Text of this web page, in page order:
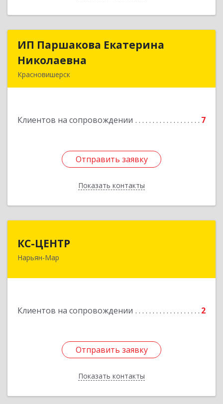
ИП Паршакова Екатерина
Николаевна
Красновишерск
Клиентов на сопровождении 7
Отправить заявку
Показать контакты
ИП Паршакова Екатерина
Подробнее
Отправить заявку
Назад
КС-ЦЕНТР
Нарьян-Мар
Клиентов на сопровождении 2
Отправить заявку
Показать контакты
Отправить заявку
Назад